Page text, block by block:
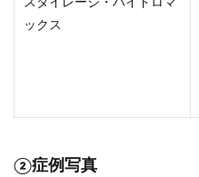
スタイレージ・ハイドロマ
ックス
②症例写真